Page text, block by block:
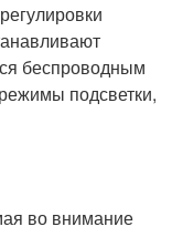
беспроводным
подсветки,
во внимание